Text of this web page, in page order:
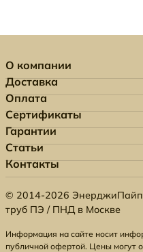
О компании
Доставка
Оплата
Сертификаты
Гарантии
Статьи
Контакты
© 2014-2026 ЭнерджиПайп
труб ПЭ / ПНД в Москве
Информация на сайте носит
публичной офертой. Цены могут